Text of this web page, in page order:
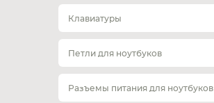
Клавиатуры
Петли для ноутбуков
Разъемы питания для ноутбуков